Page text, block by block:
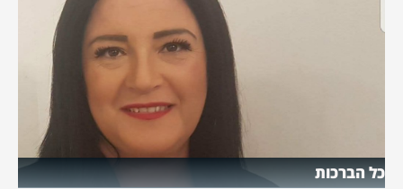
כל הברכות